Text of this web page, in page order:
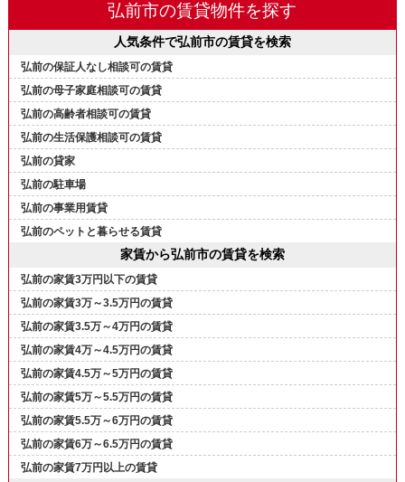
弘前市の賃貸物件を探す
人気条件で弘前市の賃貸を検索
弘前の保証人なし相談可の賃貸
弘前の母子家庭相談可の賃貸
弘前の高齢者相談可の賃貸
弘前の生活保護相談可の賃貸
弘前の貸家
弘前の駐車場
弘前の事業用賃貸
弘前のペットと暮らせる賃貸
家賃から弘前市の賃貸を検索
弘前の家賃3万円以下の賃貸
弘前の家賃3万～3.5万円の賃貸
弘前の家賃3.5万～4万円の賃貸
弘前の家賃4万～4.5万円の賃貸
弘前の家賃4.5万～5万円の賃貸
弘前の家賃5万～5.5万円の賃貸
弘前の家賃5.5万～6万円の賃貸
弘前の家賃6万～6.5万円の賃貸
弘前の家賃7万円以上の賃貸